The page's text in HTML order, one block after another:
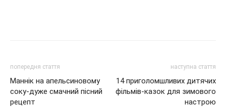
попередня стаття
Маннік на апельсиновому
соку-дуже смачний пісний
рецепт
наступна стаття
14 приголомшливих дитячих
фільмів-казок для зимового
настрою